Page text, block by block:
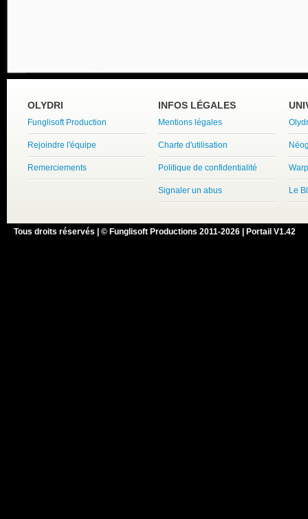
OLYDRI
Funglisoft Production
Rejoindre l'équipe
Remerciements
INFOS LÉGALES
Mentions légales
Charte d'utilisation
Politique de confidentialité
Signaler un abus Le
Tous droits réservés | © Funglisoft Productions 2011-2026 | Portail V1.42